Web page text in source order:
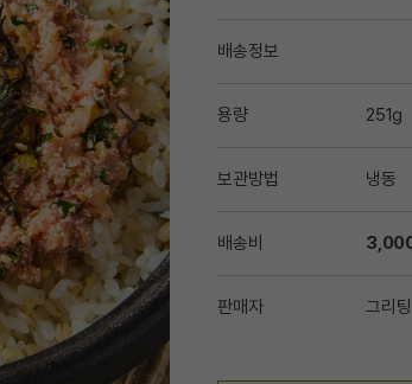
배송정보
용량 251g
보관방법 냉동
배송비
판매자 그리팅